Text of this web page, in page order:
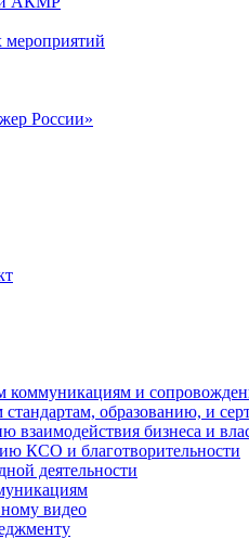
мероприятий
России»
коммуникациям и
образованию, и
взаимодействия бизнеса и
КСО и благотворительности
деятельности
видео